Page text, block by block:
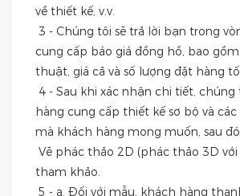
về thiết kế, v.v.
cung cấp báo giá đồng hồ, bao
thuật, giá cả và số lượng đặt hàng
hàng cung cấp thiết kế sơ bộ và
mà khách hàng mong muốn, sau
tham khảo.